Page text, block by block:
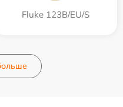
Fluke 123B/EU/S